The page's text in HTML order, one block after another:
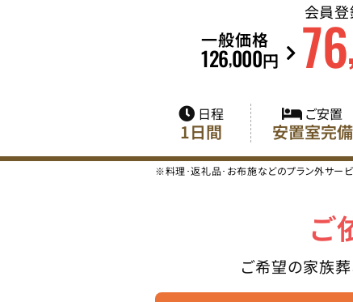
一般価格
126,000円
会員
76
日程
1日間
ご安置
安置室完備
※料理･返礼品･お布施などのプラン外サービ
ご
ご希望の家族